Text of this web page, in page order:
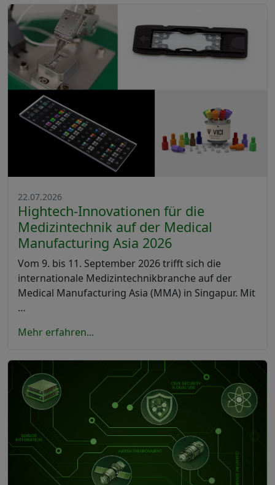
22.07.2026
Hightech-Innovationen für die
Medizintechnik auf der Medical
Manufacturing Asia 2026
Vom 9. bis 11. September 2026 trifft sich die
internationale Medizintechnikbranche auf der
Medical Manufacturing Asia (MMA) in Singapur. Mit
…
Mehr erfahren...